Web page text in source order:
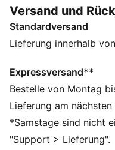
Jahr über deinen
verfügt über einen
Bedeckung sowie ein
Mittelsohle und
bringen subtile urbane
FEATURES + VORTEILE
Hergestellt aus
Materialien.
SOFTFOAM+:
Versand und
Standardversand
Lieferung innerhalb
Expressversand**
Bestelle von Montag
Lieferung am nächsten
*Samstage sind nicht
"Support > Lieferung".